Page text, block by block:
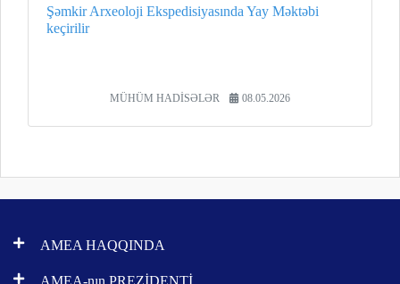
Şəmkir Arxeoloji Ekspedisiyasında Yay Məktəbi
keçirilir
MÜHÜM HADİSƏLƏR 08.05.2026
AMEA HAQQINDA